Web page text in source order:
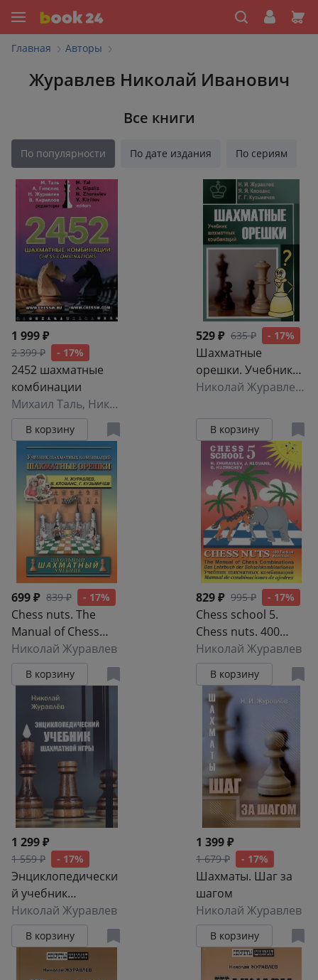
Главная Авторы
Журавлев Николай Иванович
Все книги
По популярности По дате издания По сериям
1 999 ₽
2 399 ₽ - 17%
2452 шахматные
комбинации
Михаил Таль, Николай Журавлев
В корзину
529 ₽ 635 ₽ - 17%
Шахматные
орешки. Учебник
шахматных
Николай Журавлев,
В корзину
699 ₽ 839 ₽ - 17%
Chess nuts. The
Manual of Chess
Combinations /
Шахматные
орешки. Учебник
шахматных
Николай Журавлев
В корзину
829 ₽ 995 ₽ - 17%
Chess school 5.
Chess nuts. 400
Tactical Exercises.
The Manual of Chess
Combinations /
Шахматные
орешки. 400
упражнений по
тактике
Николай Журавлев
В корзину
1 299 ₽
1 559 ₽ - 17%
Энциклопедически
й учебник
шахматной игры
Николай Журавлев
В корзину
1 399 ₽
1 679 ₽ - 17%
Шахматы. Шаг за
шагом
Николай Журавлев
В корзину